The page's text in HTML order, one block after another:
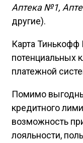
Аптека №1,
другие).
Карта Тинькофф
потенциальных
платежной
Помимо
кредитного
возможность
лояльности,